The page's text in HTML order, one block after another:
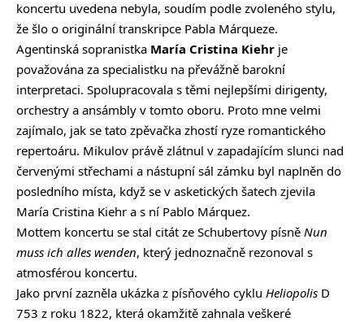
koncertu uvedena nebyla, soudím podle zvoleného stylu,
že šlo o originální transkripce Pabla Márqueze.
Agentinská sopranistka María Cristina Kiehr je
považována za specialistku na převážně barokní
interpretaci. Spolupracovala s těmi nejlepšími dirigenty,
orchestry a ansámbly v tomto oboru. Proto mne velmi
zajímalo, jak se tato zpěvačka zhostí ryze romantického
repertoáru. Mikulov právě zlátnul v zapadajícím slunci nad
červenými střechami a nástupní sál zámku byl naplněn do
posledního místa, když se v asketických šatech zjevila
María Cristina Kiehr a s ní Pablo Márquez.
Mottem koncertu se stal citát ze Schubertovy písně Nun
muss ich alles wenden, který jednoznačně rezonoval s
atmosférou koncertu.
Jako první zazněla ukázka z písňového cyklu Heliopolis D
753 z roku 1822, která okamžitě zahnala veškeré